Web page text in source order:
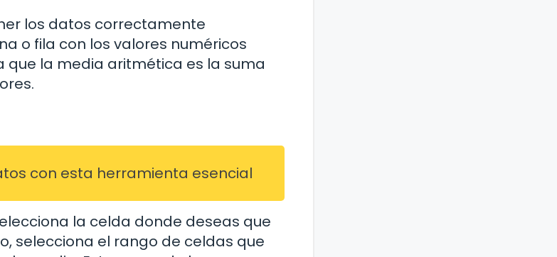
los datos correctamente
o fila con los valores numéricos
que la media aritmética es la suma
con esta herramienta esencial
la celda donde deseas que
selecciona el rango de celdas que